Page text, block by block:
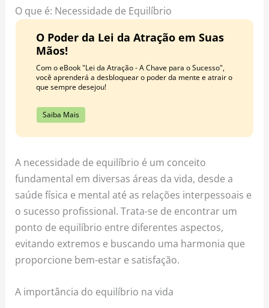
k a
m
s
t
O que é: Necessidade de Equilíbrio
O Poder da Lei da Atração em Suas
Mãos!
Com o eBook "Lei da Atração - A Chave para o Sucesso",
você aprenderá a desbloquear o poder da mente e atrair o
que sempre desejou!
Saiba Mais
A necessidade de equilíbrio é um conceito
fundamental em diversas áreas da vida, desde a
saúde física e mental até as relações interpessoais e
o sucesso profissional. Trata-se de encontrar um
ponto de equilíbrio entre diferentes aspectos,
evitando extremos e buscando uma harmonia que
proporcione bem-estar e satisfação.
A importância do equilíbrio na vida